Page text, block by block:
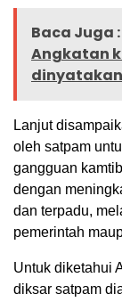
Baca Juga :
Angkatan
dinyatakan
Lanjut
oleh satpam
gangguan
dengan
dan terpadu,
pemerintah
Untuk diketahui
diksar satpam